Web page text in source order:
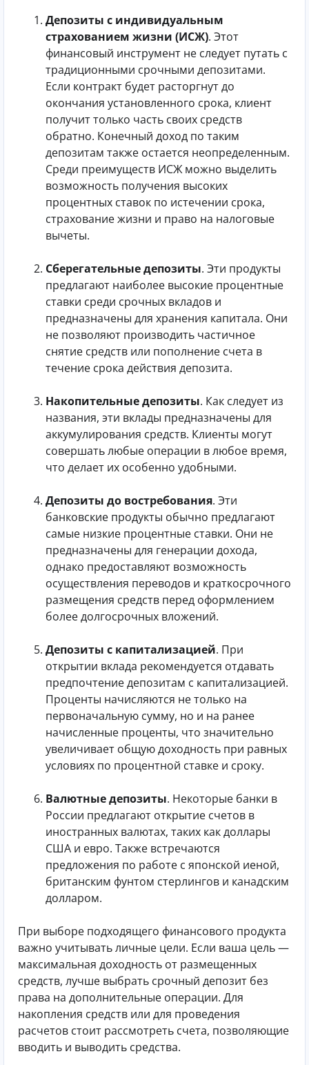
Депозиты с индивидуальным
страхованием жизни (ИСЖ). Этот
финансовый инструмент не следует путать с
традиционными срочными депозитами.
Если контракт будет расторгнут до
окончания установленного срока, клиент
получит только часть своих средств
обратно. Конечный доход по таким
депозитам также остается неопределенным.
Среди преимуществ ИСЖ можно выделить
возможность получения высоких
процентных ставок по истечении срока,
страхование жизни и право на налоговые
вычеты.
Сберегательные депозиты. Эти продукты
предлагают наиболее высокие процентные
ставки среди срочных вкладов и
предназначены для хранения капитала. Они
не позволяют производить частичное
снятие средств или пополнение счета в
течение срока действия депозита.
Накопительные депозиты. Как следует из
названия, эти вклады предназначены для
аккумулирования средств. Клиенты могут
совершать любые операции в любое время,
что делает их особенно удобными.
Депозиты до востребования. Эти
банковские продукты обычно предлагают
самые низкие процентные ставки. Они не
предназначены для генерации дохода,
однако предоставляют возможность
осуществления переводов и краткосрочного
размещения средств перед оформлением
более долгосрочных вложений.
Депозиты с капитализацией. При
открытии вклада рекомендуется отдавать
предпочтение депозитам с капитализацией.
Проценты начисляются не только на
первоначальную сумму, но и на ранее
начисленные проценты, что значительно
увеличивает общую доходность при равных
условиях по процентной ставке и сроку.
Валютные депозиты. Некоторые банки в
России предлагают открытие счетов в
иностранных валютах, таких как доллары
США и евро. Также встречаются
предложения по работе с японской иеной,
британским фунтом стерлингов и канадским
долларом.
При выборе подходящего финансового продукта
важно учитывать личные цели. Если ваша цель —
максимальная доходность от размещенных
средств, лучше выбрать срочный депозит без
права на дополнительные операции. Для
накопления средств или для проведения
расчетов стоит рассмотреть счета, позволяющие
вводить и выводить средства.